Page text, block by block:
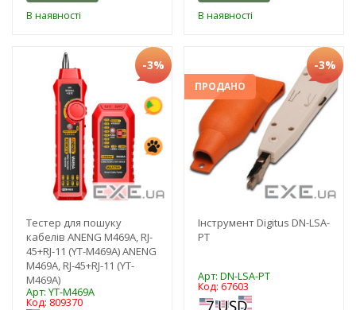
В наявності В наявності
-3%
Тестер для пошуку
кабелів ANENG M469A, RJ-
45+RJ-11 (YT-M469A) ANENG
M469A, RJ-45+RJ-11 (YT-
M469A)
Арт: YT-M469A
Код: 809370
ПРОДАНО
-3%
Інструмент Digitus DN-LSA-
PT
Арт: DN-LSA-PT
Код: 67603